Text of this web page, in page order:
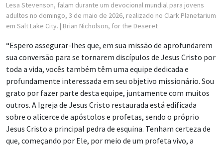
Lesa Stevenson, falam durante um devocional mundial para jovens
adultos no domingo, 3 de maio de 2026, realizado no Clark Planetarium
em Salt Lake City. | Brian Nicholson, for the Deseret
“Espero assegurar-lhes que, em sua missão de aprofundarem
sua conversão para se tornarem discípulos de Jesus Cristo por
toda a vida, vocês também têm uma equipe dedicada e
profundamente interessada em seu objetivo missionário. Sou
grato por fazer parte desta equipe, juntamente com muitos
outros. A Igreja de Jesus Cristo restaurada está edificada
sobre o alicerce de apóstolos e profetas, sendo o próprio
Jesus Cristo a principal pedra de esquina. Tenham certeza de
que, começando por Ele, por meio de um profeta vivo, a